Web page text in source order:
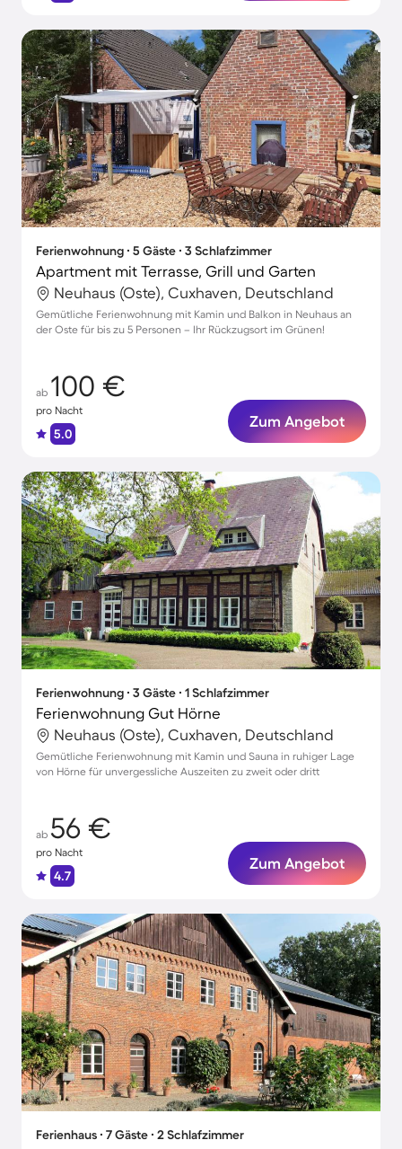
Ferienwohnung ∙ 5 Gäste ∙ 3 Schlafzimmer
Apartment mit Terrasse, Grill und Garten
Neuhaus (Oste), Cuxhaven, Deutschland
Gemütliche Ferienwohnung mit Kamin und Balkon in Neuhaus an
der Oste für bis zu 5 Personen – Ihr Rückzugsort im Grünen!
ab 100 €
pro Nacht
5.0
Zum Angebot
Ferienwohnung ∙ 3 Gäste ∙ 1 Schlafzimmer
Ferienwohnung Gut Hörne
Neuhaus (Oste), Cuxhaven, Deutschland
Gemütliche Ferienwohnung mit Kamin und Sauna in ruhiger Lage
von Hörne für unvergessliche Auszeiten zu zweit oder dritt
ab 56 €
pro Nacht
4.7
Zum Angebot
Ferienhaus ∙ 7 Gäste ∙ 2 Schlafzimmer